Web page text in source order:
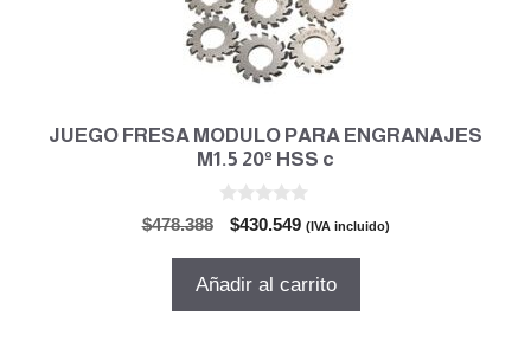
JUEGO FRESA MODULO PARA ENGRANAJES
M1.5 20º HSS c
$478.388
El
original
$430.549El
actual
(IVA incluido)
Añadir al carrito